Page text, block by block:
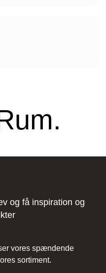
og få inspiration og
vores spændende
sortiment.